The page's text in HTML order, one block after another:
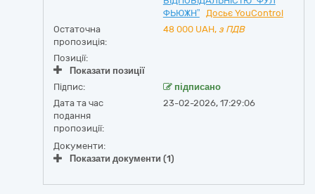
ФЬЮЖН”
Досьє YouControl
Остаточна
пропозиція:
48 000 UAH, з ПДВ
Позиції:
Показати позиції
Підпис:
підписано
Дата та час
подання
пропозиції:
23-02-2026, 17:29:06
Документи:
Показати документи (1)